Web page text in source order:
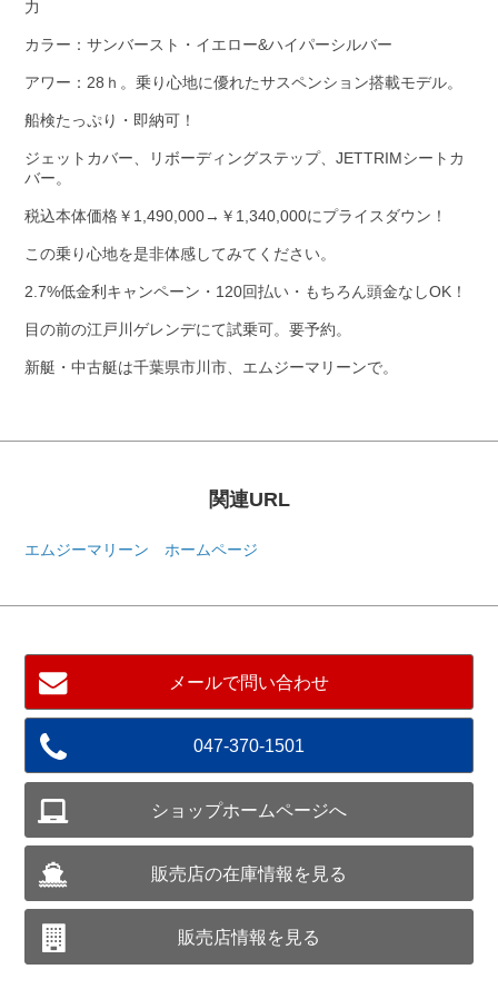
力
カラー：サンバースト・イエロー&ハイパーシルバー
アワー：28ｈ。乗り心地に優れたサスペンション搭載モデル。
船検たっぷり・即納可！
ジェットカバー、リボーディングステップ、JETTRIMシートカ
バー。
税込本体価格￥1,490,000→￥1,340,000にプライスダウン！
この乗り心地を是非体感してみてください。
2.7%低金利キャンペーン・120回払い・もちろん頭金なしOK！
目の前の江戸川ゲレンデにて試乗可。要予約。
新艇・中古艇は千葉県市川市、エムジーマリーンで。
関連URL
エムジーマリーン ホームページ
メールで問い合わせ
047-370-1501
ショップホームページへ
販売店の在庫情報を見る
販売店情報を見る